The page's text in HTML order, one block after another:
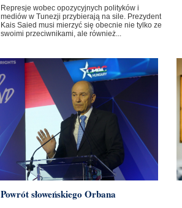
Represje wobec opozycyjnych polityków i
mediów w Tunezji przybierają na sile. Prezydent
Kais Saied musi mierzyć się obecnie nie tylko ze
swoimi przeciwnikami, ale również...
Powrót słoweńskiego Orbana